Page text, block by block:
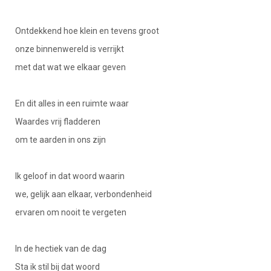
Ontdekkend hoe klein en tevens groot
onze binnenwereld is verrijkt
met dat wat we elkaar geven
En dit alles in een ruimte waar
Waardes vrij fladderen
om te aarden in ons zijn
Ik geloof in dat woord waarin
we, gelijk aan elkaar, verbondenheid
ervaren om nooit te vergeten
In de hectiek van de dag
Sta ik stil bij dat woord